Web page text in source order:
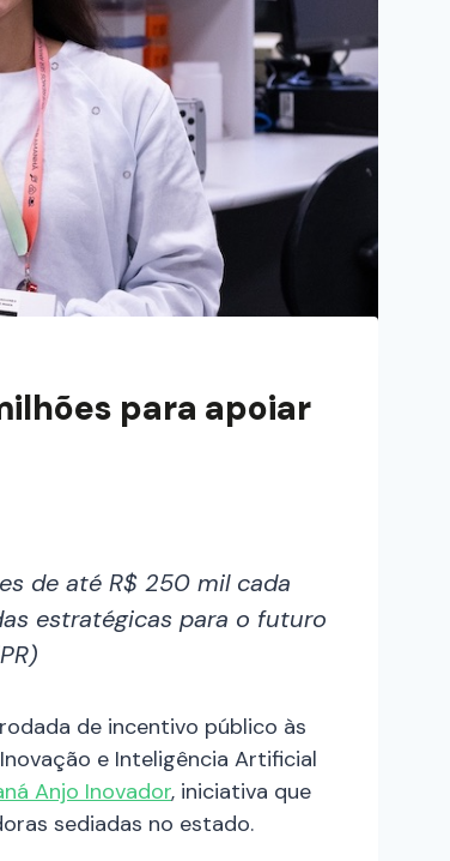
para apoiar
de até R$ 250 mil cada
estratégicas para o futuro
de incentivo público às
e Inteligência Artificial
Anjo Inovador, iniciativa que
sediadas no estado.